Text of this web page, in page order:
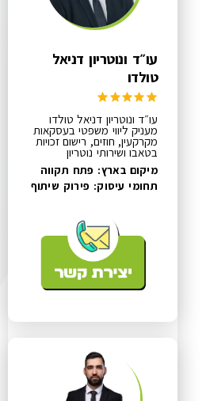
עו״ד ונוטריון דניאל
טולדו
עו״ד ונוטריון דניאל טולדו
מעניק ליווי משפטי בעסקאות
מקרקעין, חוזים, רישום זכויות
בטאבו ושירותי נוטריון
מיקום בארץ: פתח תקווה
תחומי עיסוק: פירוק שיתוף